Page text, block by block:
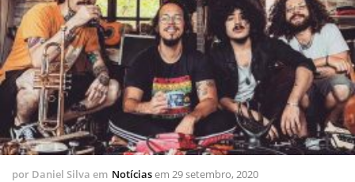
por Daniel Silva em Notíciasem 29 setembro, 2020